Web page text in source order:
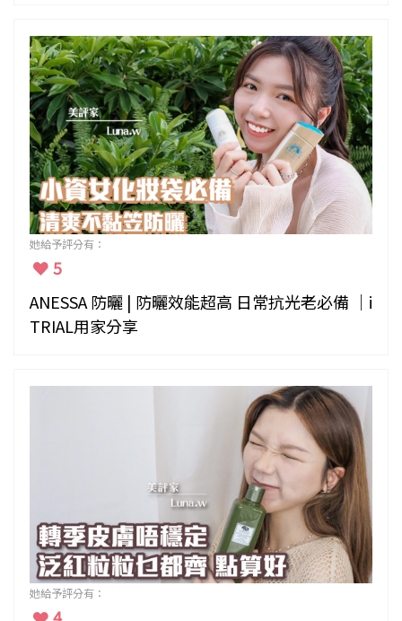
她給予評分有：
5
ANESSA 防曬 | 防曬效能超高 日常抗光老必備 ｜i
TRIAL用家分享
她給予評分有：